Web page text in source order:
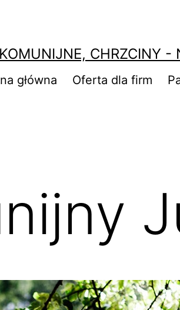
CHRZCINY
główna Oferta dla firm